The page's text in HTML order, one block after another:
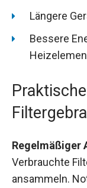
Längere
Bessere
Regelmäßiger
Verbrauchte
ansammeln.